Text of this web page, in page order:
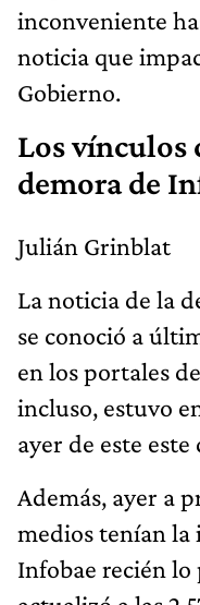
inconveniente
noticia que
Gobierno.
Los vínculos
demora de
Julián Grinblat
La noticia de la
se conoció a
en los portales
incluso, estuvo
ayer de este
Además, ayer a
medios tenían la
Infobae recién lo